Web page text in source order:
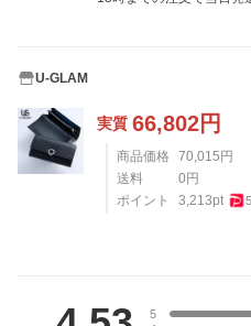
U-GLAM
実質 66,802円
商品価格 70,015 円
送料
0 円
ポイント
3,213pt 5
5